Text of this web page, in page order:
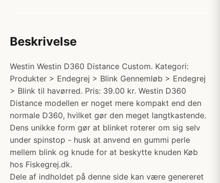
Beskrivelse
Westin Westin D360 Distance Custom. Kategori:
Produkter > Endegrej > Blink Gennemløb > Endegrej
> Blink til havørred. Pris: 39.00 kr. Westin D360
Distance modellen er noget mere kompakt end den
normale D360, hvilket gør den meget langtkastende.
Dens unikke form gør at blinket roterer om sig selv
under spinstop - husk at anvend en gummi perle
mellem blink og knude for at beskytte knuden Køb
hos Fiskegrej.dk.
Dele af indholdet på denne side kan være genereret